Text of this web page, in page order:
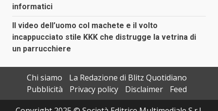
informatici
Il video dell’uomo col machete e il volto
incappucciato stile KKK che distrugge la vetrina di
un parrucchiere
Chi siamo
La Redazione di Blitz Quotidiano
Pubblicità
Privacy policy Disclaimer
Feed